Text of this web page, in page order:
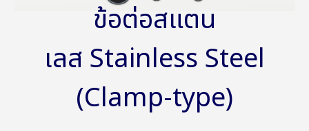
ข้อต่อสแตน
เลส Stainless Steel
(Clamp-type)